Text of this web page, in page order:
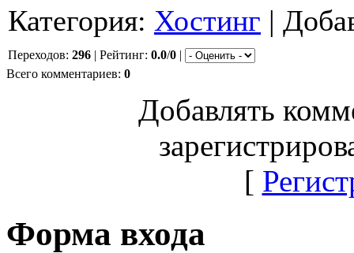
Категория: Хостинг |
Переходов: 296 | Рейтинг: 0.0/0 |
Всего комментариев: 0
Добавлять
[
Форма входа